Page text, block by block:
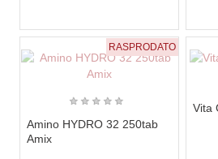
RASPRODATO
★ ★ ★ ★ ★
Amino HYDRO 32 250tab
Amix
Vita